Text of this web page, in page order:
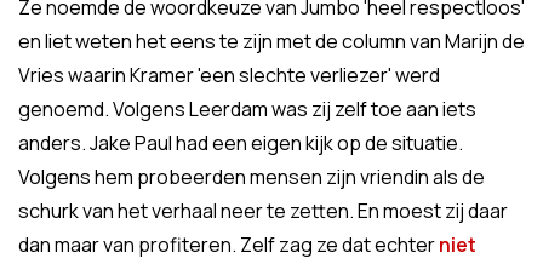
Ze noemde de woordkeuze van Jumbo 'heel respectloos'
en liet weten het eens te zijn met de column van Marijn de
Vries waarin Kramer 'een slechte verliezer' werd
genoemd. Volgens Leerdam was zij zelf toe aan iets
anders. Jake Paul had een eigen kijk op de situatie.
Volgens hem probeerden mensen zijn vriendin als de
schurk van het verhaal neer te zetten. En moest zij daar
dan maar van profiteren. Zelf zag ze dat echterniet